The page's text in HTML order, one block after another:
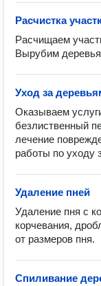
Расчистка
Расчищаем
Вырубим
Уход за
Оказываем
безлиственный
лечение
работы по уходу
Удаление пней
Удаление пня с
корчевания,
от размеров пня.
Спиливание